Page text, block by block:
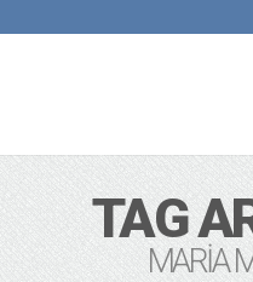
TAG
MARIA